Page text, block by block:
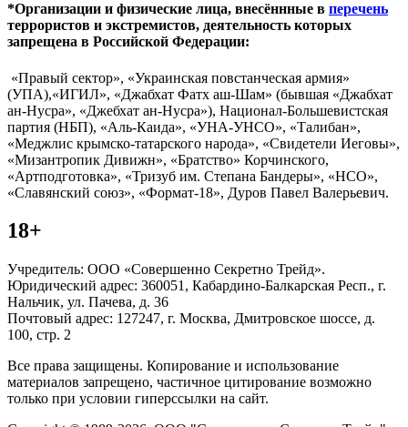
*Организации и физические лица, внесённные в перечень
террористов и экстремистов, деятельность которых
запрещена в Российской Федерации:
«Правый сектор», «Украинская повстанческая армия»
(УПА),«ИГИЛ», «Джабхат Фатх аш-Шам» (бывшая «Джабхат
ан-Нусра», «Джебхат ан-Нусра»), Национал-Большевистская
партия (НБП), «Аль-Каида», «УНА-УНСО», «Талибан»,
«Меджлис крымско-татарского народа», «Свидетели Иеговы»,
«Мизантропик Дивижн», «Братство» Корчинского,
«Артподготовка», «Тризуб им. Степана Бандеры», «НСО»,
«Славянский союз», «Формат-18», Дуров Павел Валерьевич.
18+
Учредитель: ООО «Совершенно Секретно Трейд».
Юридический адрес: 360051, Кабардино-Балкарская Респ., г.
Нальчик, ул. Пачева, д. 36
Почтовый адрес: 127247, г. Москва, Дмитровское шоссе, д.
100, стр. 2
Все права защищены. Копирование и использование
материалов запрещено, частичное цитирование возможно
только при условии гиперссылки на сайт.